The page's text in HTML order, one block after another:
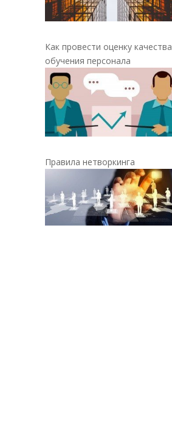
Как провести оценку качества
обучения персонала
Правила нетворкинга